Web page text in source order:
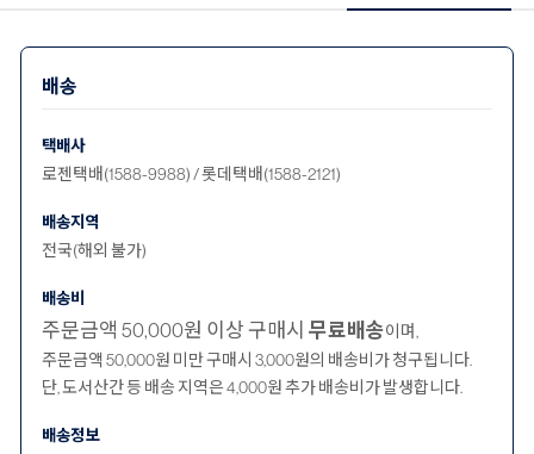
배송
택배사
로젠택배(1588-9988) / 롯데택배(1588-2121)
배송지역
전국(해외 불가)
배송비
주문금액 50,000원 이상 구매시 무료배송이며,
주문금액 50,000원 미만 구매시 3,000원의 배송비가 청구됩니다.
단, 도서산간 등 배송 지역은 4,000원 추가 배송비가 발생합니다.
배송정보